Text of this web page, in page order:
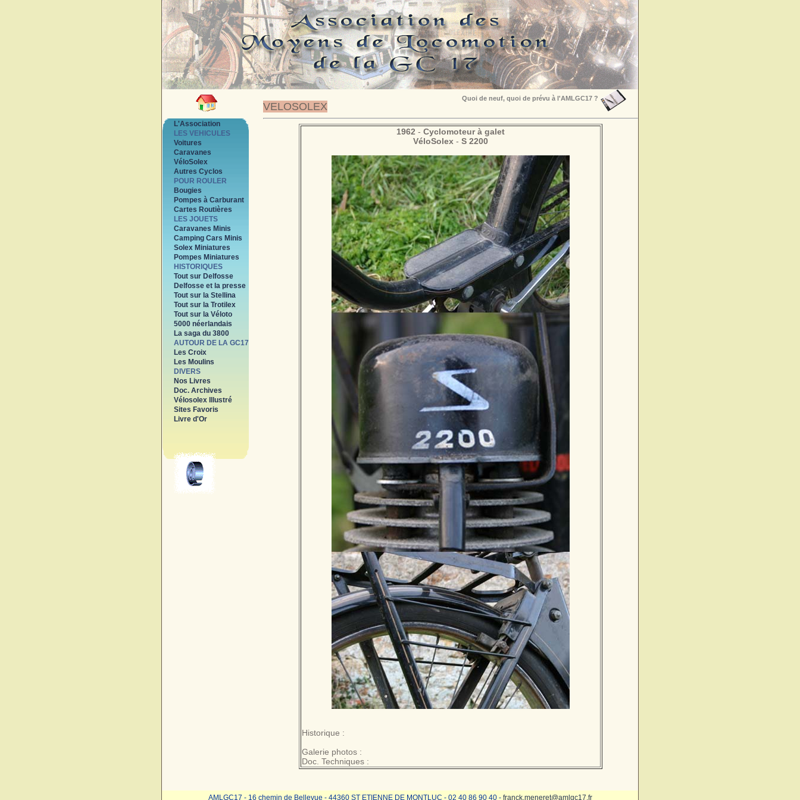
VELOSOLEX
Quoi de neuf, quoi de prévu à l'AMLGC17 ?
L'Association
LES VEHICULES
Voitures
Caravanes
VéloSolex
Autres Cyclos
POUR ROULER
Bougies
Pompes à Carburant
Cartes Routières
LES JOUETS
Caravanes Minis
Camping Cars Minis
Solex Miniatures
Pompes Miniatures
HISTORIQUES
Tout sur Delfosse
Delfosse et la presse
Tout sur la Stellina
Tout sur la Trotilex
Tout sur la Véloto
5000 néerlandais
La saga du 3800
AUTOUR DE LA GC17
Les Croix
Les Moulins
DIVERS
Nos Livres
Doc. Archives
Vélosolex Illustré
Sites Favoris
Livre d'Or
1962 - Cyclomoteur à galet
VéloSolex - S 2200
Historique :
Galerie photos :
Doc. Techniques :
AMLGC17 - 16 chemin de Bellevue - 44360 ST ETIENNE DE MONTLUC - 02 40 86 90 40 - franck.meneret@amlgc17.fr